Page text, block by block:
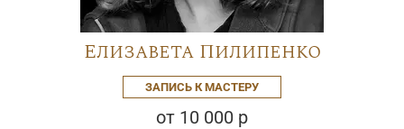
Елизавета Пилипенко
ЗАПИСЬ К МАСТЕРУ
от 10 000 р